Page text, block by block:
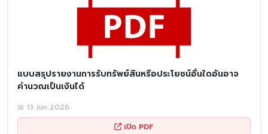
แบบสรุปรายงานการรับทรัพย์สินหรือประโยชน์อื่นใดอันอาจ
คำนวณเป็นเงินได้
📅 13 Jun 2026
เปิด PDF